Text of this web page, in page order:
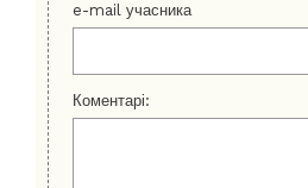
e-mail учасника
Коментарі: